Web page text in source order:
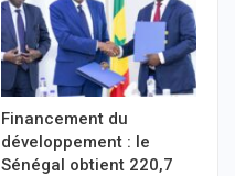
Financement du
développement : le
Sénégal obtient 220,7